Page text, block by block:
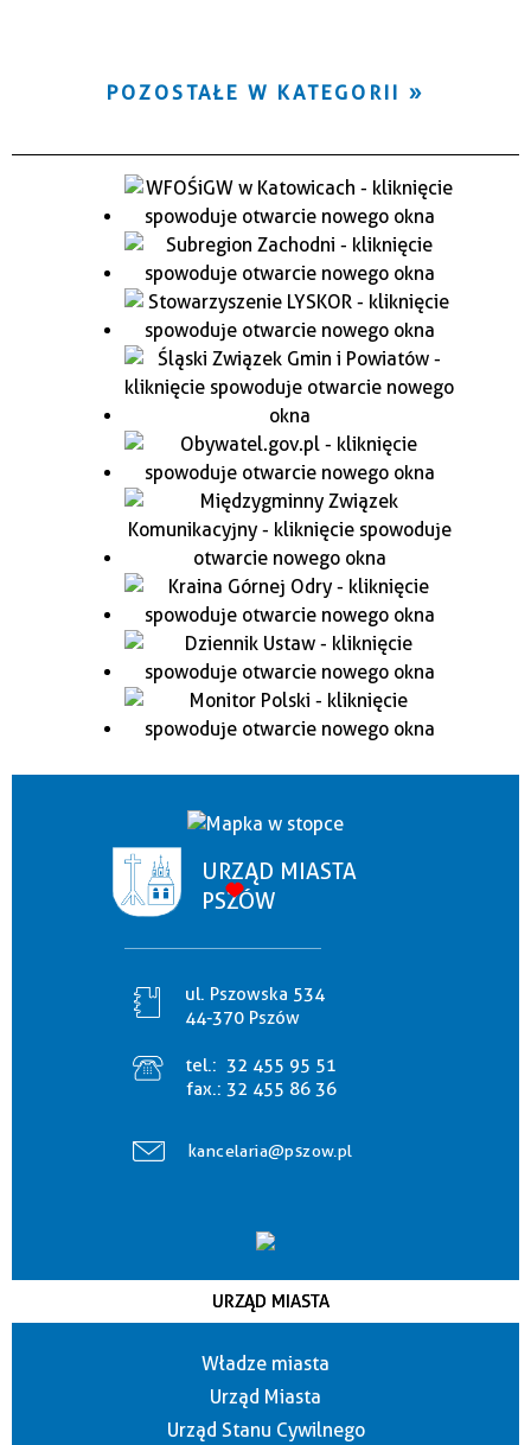
POZOSTAŁE W KATEGORII
URZĄD MIASTA
PSZÓW
ul. Pszowska 534
44-370 Pszów
tel.: 32 455 95 51
fax.: 32 455 86 36
kancelaria@pszow.pl
URZĄD MIASTA
Władze miasta
Urząd Miasta
Urząd Stanu Cywilnego